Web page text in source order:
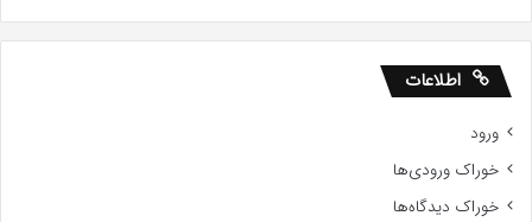
اطلاعات
ورود
خوراک ورودی‌ها
خوراک دیدگاه‌ها